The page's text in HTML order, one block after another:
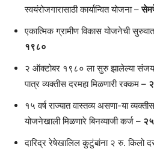
स्वयंरोजगारासाठी कार्यान्वित योजना –
एकात्मिक ग्रामीण विकास योजनेची
१९८०
२ ऑक्टोबर १९८० ला सुरु झालेल्या संजय
पात्र व्यक्तीस दरमहा मिळणारी रक्कम –
१५ वर्ष राज्यात वास्तव्य असणा-या
योजनेखाली मिळणारे बिनव्याजी कर्ज –
दारिद्र रेषेखालिल कुटुंबांना २ रु. किलो